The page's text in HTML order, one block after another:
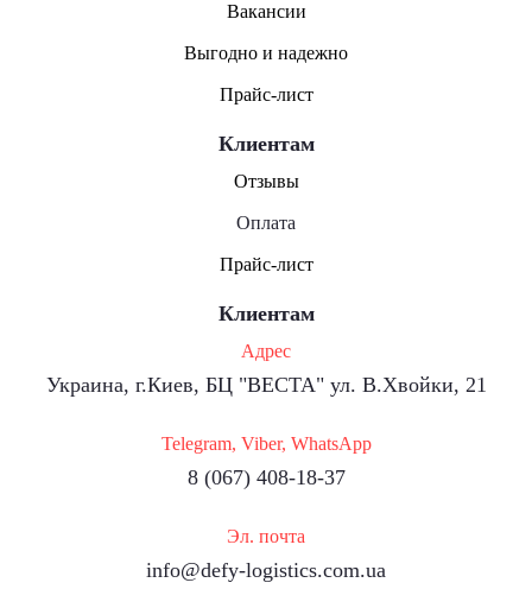
Вакансии
Выгодно и надежно
Прайс-лист
Клиентам
Отзывы
Оплата
Прайс-лист
Клиентам
Адрес
Украина, г.Киев, БЦ "ВЕСТА" ул. В.Хвойки, 21
Telegram, Viber, WhatsApp
8 (067) 408-18-37
Эл. почта
info@defy-logistics.com.ua